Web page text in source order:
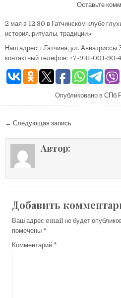
Оставьте
2 мая в 12:30 в Гатчинском клубе
история, ритуалы, традиции»
Наш адрес: г.Гатчина, ул. Авиатриссы
контактный телефон: +7-931-001-90-
Опубликовано в СПб
Навигация по
← Следующая запись
Автор:
Добавить
Ваш адрес email не будет
помечены *
Комментарий *